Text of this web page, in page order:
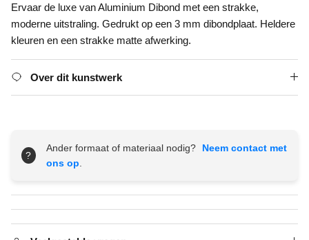
Ervaar de luxe van Aluminium Dibond met een strakke,
moderne uitstraling. Gedrukt op een 3 mm dibondplaat. Heldere
kleuren en een strakke matte afwerking.
Over dit kunstwerk
?
Ander formaat of materiaal nodig?
Neem contact met
ons op